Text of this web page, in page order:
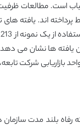
مطالعات ظرفیت
شرکت